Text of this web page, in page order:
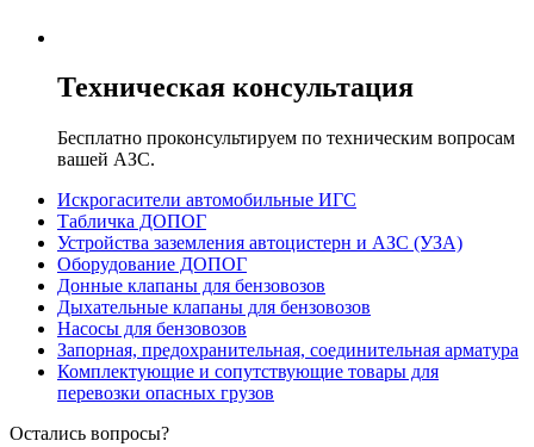
Техническая консультация
Бесплатно проконсультируем по техническим вопросам
вашей АЗС.
Искрогасители автомобильные ИГС
Табличка ДОПОГ
Устройства заземления автоцистерн и АЗС (УЗА)
Оборудование ДОПОГ
Донные клапаны для бензовозов
Дыхательные клапаны для бензовозов
Насосы для бензовозов
Запорная, предохранительная, соединительная арматура
Комплектующие и сопутствующие товары для
перевозки опасных грузов
Остались вопросы?